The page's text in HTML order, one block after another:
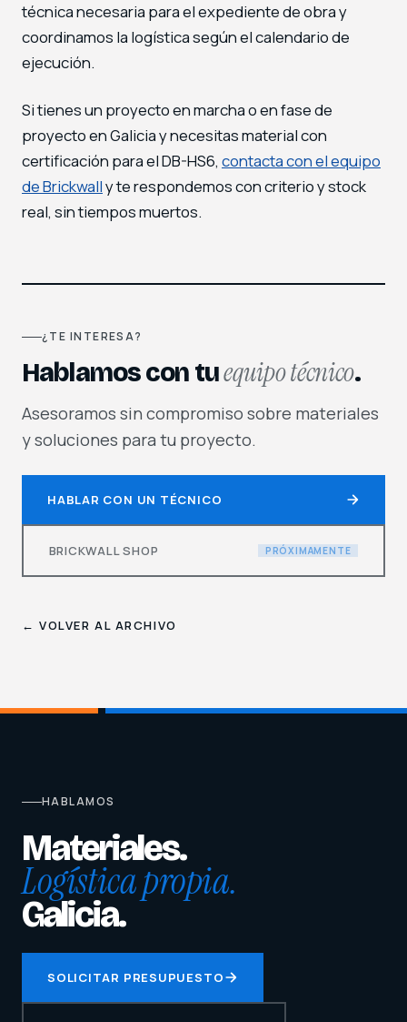
técnica necesaria para el expediente de obra y
coordinamos la logística según el calendario de
ejecución.
Si tienes un proyecto en marcha o en fase de
proyecto en Galicia y necesitas material con
certificación para el DB-HS6, contacta con el equipo
de Brickwally te respondemos con criterio y stock
real, sin tiempos muertos.
¿TE INTERESA?
Hablamos con tuequipo técnico.
Asesoramos sin compromiso sobre materiales
y soluciones para tu proyecto.
HABLAR CON UN TÉCNICO
BRICKWALL SHOP PRÓXIMAMENTE
← VOLVER AL ARCHIVO
HABLAMOS
Materiales.
Logística propia.
Galicia.
SOLICITAR PRESUPUESTO